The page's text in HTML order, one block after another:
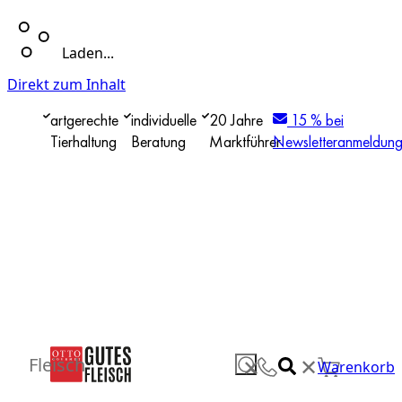
Laden...
Direkt zum Inhalt
artgerechte
Tierhaltung
individuelle
Beratung
20 Jahre
Marktführer
15 % bei
Newsletteranmeldung
✕ ✕Warenkorb
Fleisch